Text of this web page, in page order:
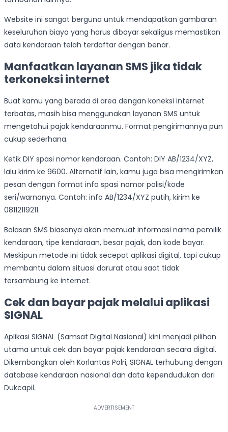
Website ini sangat berguna untuk mendapatkan gambaran
keseluruhan biaya yang harus dibayar sekaligus memastikan
data kendaraan telah terdaftar dengan benar.
Manfaatkan layanan SMS jika tidak
terkoneksi internet
Buat kamu yang berada di area dengan koneksi internet
terbatas, masih bisa menggunakan layanan SMS untuk
mengetahui pajak kendaraanmu. Format pengirimannya pun
cukup sederhana.
Ketik DIY spasi nomor kendaraan. Contoh: DIY AB/1234/XYZ,
lalu kirim ke 9600. Alternatif lain, kamu juga bisa mengirimkan
pesan dengan format info spasi nomor polisi/kode
seri/warnanya. Contoh: info AB/1234/XYZ putih, kirim ke
08112119211.
Balasan SMS biasanya akan memuat informasi nama pemilik
kendaraan, tipe kendaraan, besar pajak, dan kode bayar.
Meskipun metode ini tidak secepat aplikasi digital, tapi cukup
membantu dalam situasi darurat atau saat tidak
tersambung ke internet.
Cek dan bayar pajak melalui aplikasi
SIGNAL
Aplikasi SIGNAL (Samsat Digital Nasional) kini menjadi pilihan
utama untuk cek dan bayar pajak kendaraan secara digital.
Dikembangkan oleh Korlantas Polri, SIGNAL terhubung dengan
database kendaraan nasional dan data kependudukan dari
Dukcapil.